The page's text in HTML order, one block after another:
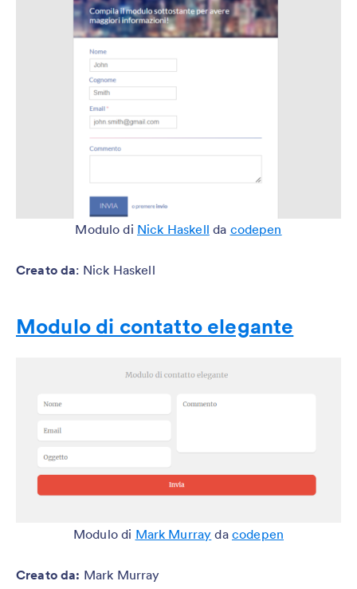
Modulo di Nick Haskell da codepen
Creato da: Nick Haskell
Modulo di contatto elegante
Modulo di Mark Murray da codepen
Creato da: Mark Murray